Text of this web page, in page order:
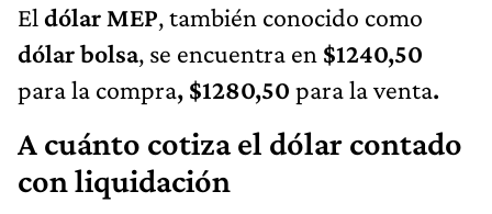
El dólar MEP, también conocido como
dólar bolsa, se encuentra en $1240,50
para la compra, $1280,50 para la venta.
A cuánto cotiza el dólar contado
con liquidación